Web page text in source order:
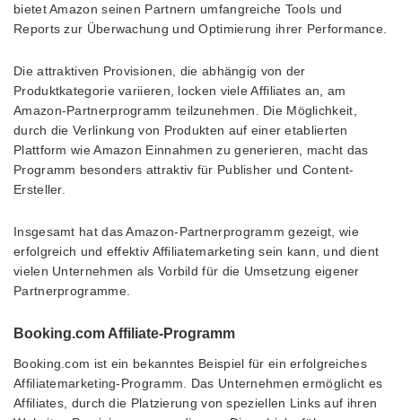
bietet Amazon seinen Partnern umfangreiche Tools und
Reports zur Überwachung und Optimierung ihrer Performance.
Die attraktiven Provisionen, die abhängig von der
Produktkategorie variieren, locken viele Affiliates an, am
Amazon-Partnerprogramm teilzunehmen. Die Möglichkeit,
durch die Verlinkung von Produkten auf einer etablierten
Plattform wie Amazon Einnahmen zu generieren, macht das
Programm besonders attraktiv für Publisher und Content-
Ersteller.
Insgesamt hat das Amazon-Partnerprogramm gezeigt, wie
erfolgreich und effektiv Affiliatemarketing sein kann, und dient
vielen Unternehmen als Vorbild für die Umsetzung eigener
Partnerprogramme.
Booking.com Affiliate-Programm
Booking.com ist ein bekanntes Beispiel für ein erfolgreiches
Affiliatemarketing-Programm. Das Unternehmen ermöglicht es
Affiliates, durch die Platzierung von speziellen Links auf ihren